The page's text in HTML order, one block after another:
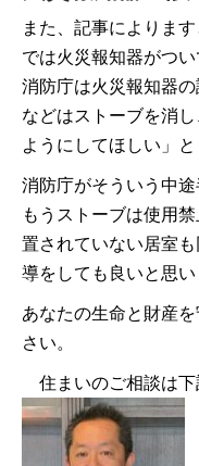
また、記事によりま
では火災報知器がつ
消防庁は火災報知器
などはストーブを消
ようにしてほしい」と
消防庁がそういう中途
もうストーブは使用
置されていない居室
導をしても良いと思い
あなたの生命と財産
さい。
住まいのご相談は下